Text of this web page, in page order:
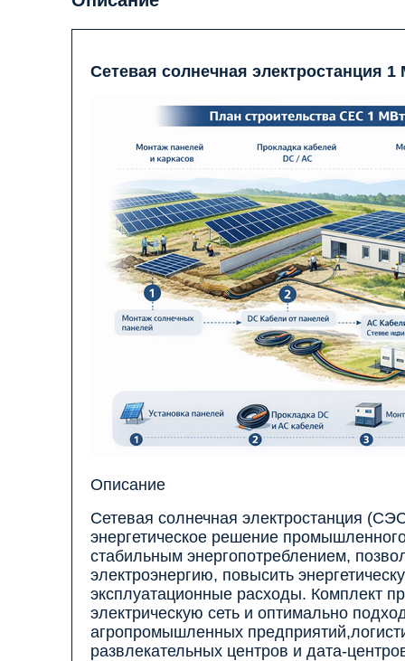
Сетевая солнечная электростанция
Описание
Сетевая солнечная электростанция
энергетическое решение
стабильным энергопотреблением,
электроэнергию, повысить
эксплуатационные расходы. Комплект
электрическую сеть и оптимально
агропромышленных
развлекательных центров и дата-